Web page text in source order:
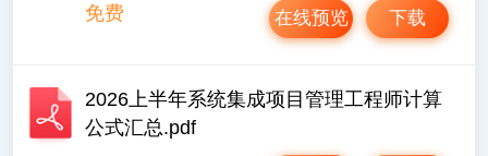
免费
下载
在线预览
2026上半年系统集成项目管理工程师计算
公式汇总.pdf